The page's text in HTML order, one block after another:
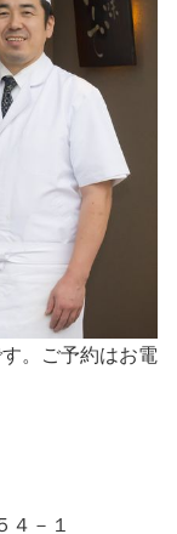
。ご予約はお電
４－１